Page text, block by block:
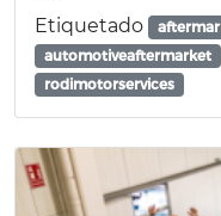
Etiquetado
automotiveaftermarket
rodimotorservices